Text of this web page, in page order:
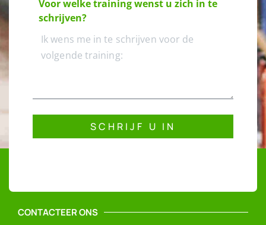
Voor welke training wenst u zich in te
schrijven?
SCHRIJF U IN
CONTACTEER ONS